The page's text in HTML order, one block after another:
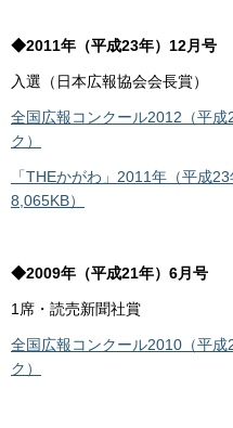
◆2011年（平成23年）12月号
入選（日本広報協会会長賞）
全国広報コンクール2012（平
ク）
「THEかがわ」2011年（平成
8,065KB）
◆2009年（平成21年）6月号
1席・読売新聞社賞
全国広報コンクール2010（平
ク）